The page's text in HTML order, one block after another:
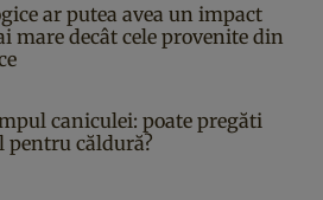
ar putea avea un impact
mare decât cele provenite din
caniculei: poate pregăti
căldură?